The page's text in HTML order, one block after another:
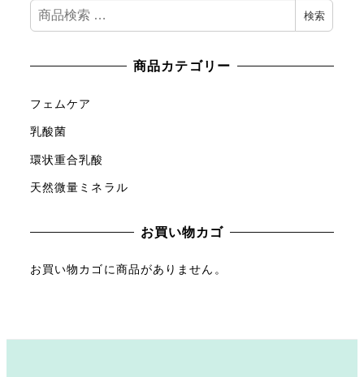
検
索
象
検索
商品カテゴリー
フェムケア
乳酸菌
環状重合乳酸
天然微量ミネラル
お買い物カゴ
お買い物カゴに商品がありません。